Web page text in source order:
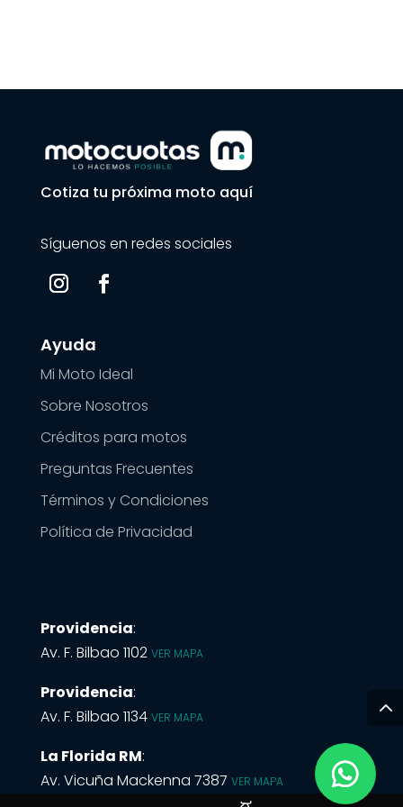
Cotiza tu próxima moto aquí
Síguenos en redes sociales
Ayuda
Mi Moto Ideal
Sobre Nosotros
Créditos para motos
Preguntas Frecuentes
Términos y Condiciones
Política de Privacidad
Providencia:
Av. F. Bilbao 1102 VER MAPA
Providencia:
Av. F. Bilbao 1134 VER MAPA
La Florida RM:
Av. Vicuña Mackenna 7387 VER MAPA